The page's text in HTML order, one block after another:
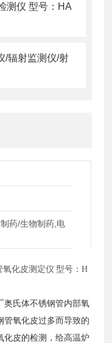
/辐射监测仪/射
药/生物制药,电
化皮测定仪 型号：H
奥氏体不锈钢管内部氧
管氧化皮过多而导致的
化皮的检测，给高温炉